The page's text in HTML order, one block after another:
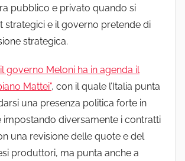
pubblico e privato quando si
strategici e il governo pretende di
strategica.
il governo Meloni ha in agenda il
Mattei”, con il quale l’Italia punta
una presenza politica forte in
impostando diversamente i contratti
una revisione delle quote e del
produttori, ma punta anche a